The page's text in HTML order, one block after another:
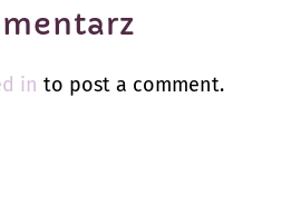
in to post a comment.